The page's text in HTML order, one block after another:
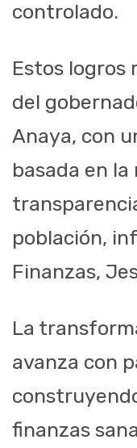
controlado.
Estos logros
del
Anaya, con
basada en la
población,
Finanzas,
La
avanza con
finanzas